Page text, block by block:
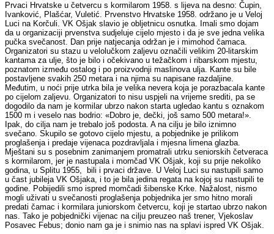
Prvaci Hrvatske u četvercu s kormilarom 1958. s lijeva na desno: Čupin,
Ivanković, Plašćar, Vuletić. Prvenstvo Hrvatske 1958. održano je u Veloj
Luci na Korčuli. VK Ošjak slavio je obljetnicu osnutka. Imali smo dojam
da u organizaciji prvenstva sudjeluje cijelo mjesto i da je sve jedna velika
pučka svečanost. Dan prije natjecanja održan je i mimohod čamaca.
Organizatori su stazu u velolučkom zaljevu označili velikim 20-litarskim
kantama za ulje, što je bilo i očekivano u težačkom i ribarskom mjestu,
poznatom između ostalog i po proizvodnji maslinova ulja. Kante su bile
postavljene svakih 250 metara i na njima su napisane razdaljine.
Međutim, u noći prije utrka bila je velika nevera koja je porazbacala kante
po cijelom zaljevu. Organizatori to nisu uspjeli na vrijeme srediti, pa se
dogodilo da nam je kormilar ubrzo nakon starta ugledao kantu s oznakom
1500 m i veselo nas bodrio: «Dobro je, dečki, još samo 500 metara!».
Ipak, do cilja nam je trebalo još podosta. A na cilju je bilo iznimno
svečano. Skupilo se gotovo cijelo mjestu, a pobjednike je prilikom
proglašenja i predaje vijenaca pozdravljala i mjesna limena glazba.
Mještani su s posebnim zanimanjem promatrali utrku seniorskih četveraca
s kormilarom, jer je nastupala i momčad VK Ošjak, koji su prije nekoliko
godina, u Splitu 1955, bili i prvaci države. U Veloj Luci su nastupili samo
u čast jubileja VK Ošjaka, i to je bila jedina regata na kojoj su nastupili te
godine. Pobijedili smo ispred momčadi šibenske Krke. Nažalost, nismo
mogli uživati u svečanosti proglašenja pobjednika jer smo hitno morali
predati čamac i kormilara juniorskom četvercu, koji je startao ubrzo nakon
nas. Tako je pobjednički vijenac na cilju preuzeo naš trener, Vjekoslav
Posavec Febus; donio nam ga je i snimio nas na splavi ispred VK Ošjak.